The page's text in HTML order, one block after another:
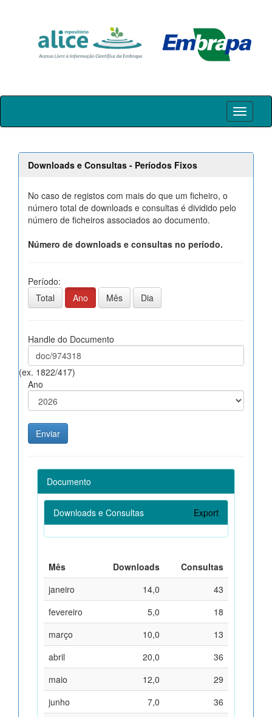
Skip
Downloads e Consultas - Períodos Fixos
No caso de registos com mais do que um ficheiro, o
número total de downloads e consultas é dividido pelo
número de ficheiros associados ao documento.
Número de downloads e consultas no período.
Período:
Total
Ano Mês Dia
Handle do Documento
(ex. 1822/417)
Ano
Documento
Downloads e Consultas Export
Mês Downloads
Consultas
janeiro
14,0
43
fevereiro
5,0
18
março
10,0
13
abril
20,0
36
maio
12,0
29
junho
7,0
36